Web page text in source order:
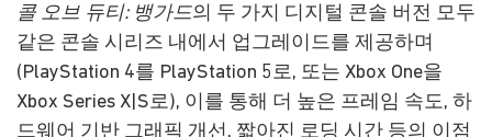
콜 오브 듀티: 뱅가드의 두 가지 디지털 콘솔 버전 모두
같은 콘솔 시리즈 내에서 업그레이드를 제공하며
(PlayStation 4를 PlayStation 5로, 또는 Xbox One을
Xbox Series X|S로), 이를 통해 더 높은 프레임 속도, 하
드웨어 기반 그래픽 개선, 짧아진 로딩 시간 등의 이점